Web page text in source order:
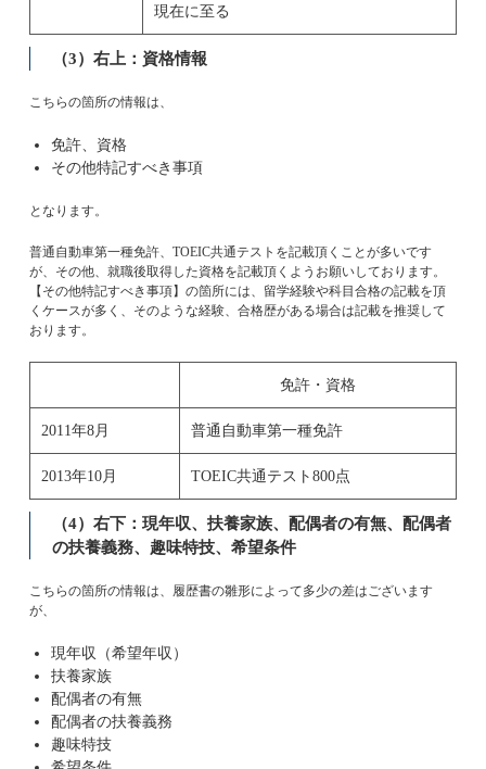
現在に至る
（3）右上：資格情報
こちらの箇所の情報は、
免許、資格
その他特記すべき事項
となります。
普通自動車第一種免許、TOEIC共通テストを記載頂くことが多いです
が、その他、就職後取得した資格を記載頂くようお願いしております。
【その他特記すべき事項】の箇所には、留学経験や科目合格の記載を頂
くケースが多く、そのような経験、合格歴がある場合は記載を推奨して
おります。
免許・資格
2011年8月 普通自動車第一種免許
2013年10月 TOEIC共通テスト800点
（4）右下：現年収、扶養家族、配偶者の有無、配偶者
の扶養義務、趣味特技、希望条件
こちらの箇所の情報は、履歴書の雛形によって多少の差はございます
が、
現年収（希望年収）
扶養家族
配偶者の有無
配偶者の扶養義務
趣味特技